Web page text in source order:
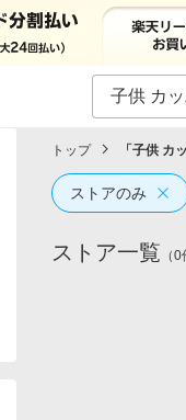
イベント一覧
トップ 「 子供 カ
ストアのみ
ストア一覧 （0